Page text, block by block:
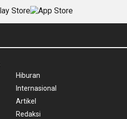
Hiburan
Internasional
Artikel
Redaksi